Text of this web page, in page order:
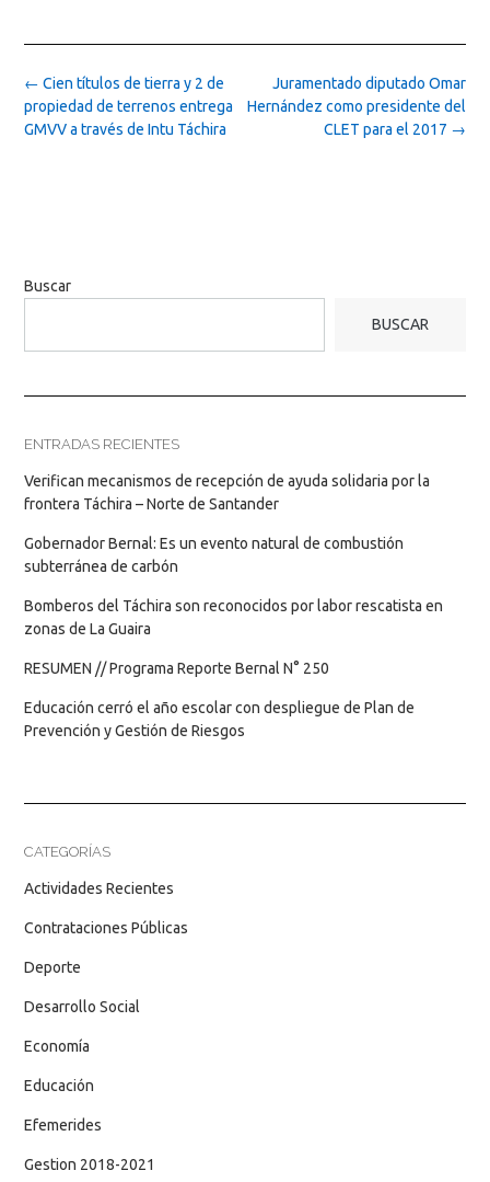
Post
navigation
Juramentado diputado Omar
Hernández como presidente del
CLET para el 2017 →
← Cien títulos de tierra y 2 de
propiedad de terrenos entrega
GMVV a través de Intu Táchira
Buscar
BUSCAR
ENTRADAS RECIENTES
Verifican mecanismos de recepción de ayuda solidaria por la
frontera Táchira – Norte de Santander
Gobernador Bernal: Es un evento natural de combustión
subterránea de carbón
Bomberos del Táchira son reconocidos por labor rescatista en
zonas de La Guaira
RESUMEN // Programa Reporte Bernal N° 250
Educación cerró el año escolar con despliegue de Plan de
Prevención y Gestión de Riesgos
CATEGORÍAS
Actividades Recientes
Contrataciones Públicas
Deporte
Desarrollo Social
Economía
Educación
Efemerides
Gestion 2018-2021